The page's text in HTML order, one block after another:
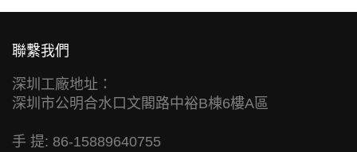
聯繫我們
深圳工廠地址：
深圳市公明合水口文閣路中裕B棟6樓A區
手 提: 86-15889640755